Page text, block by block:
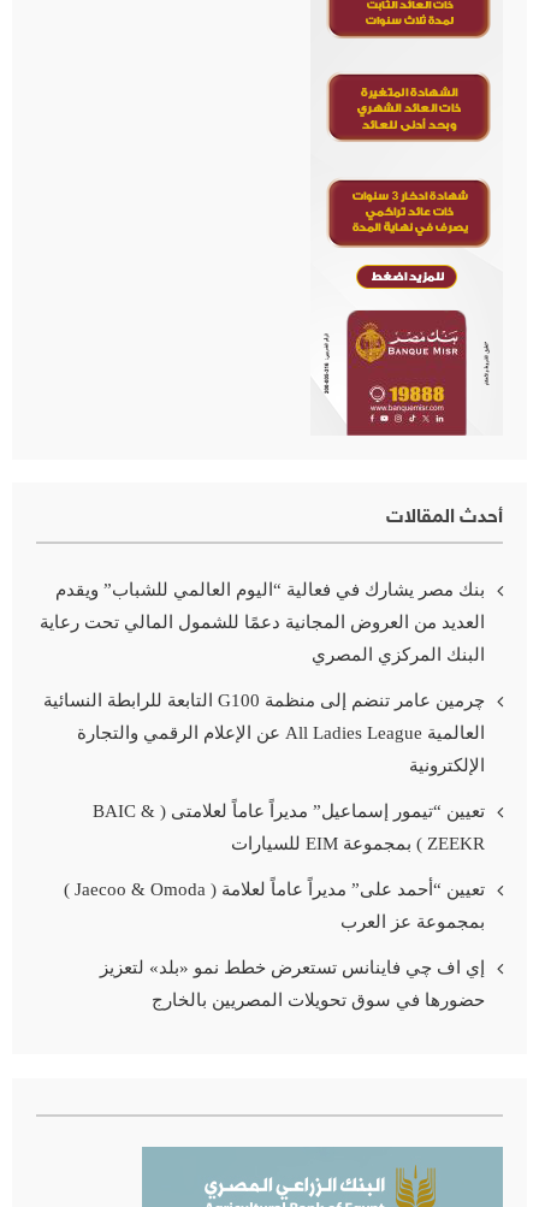
أحدث المقالات
بنك مصر يشارك في فعالية “اليوم العالمي للشباب” ويقدم
العديد من العروض المجانية دعمًا للشمول المالي تحت رعاية
البنك المركزي المصري
چرمين عامر تنضم إلى منظمة G100 التابعة للرابطة النسائية
العالمية All Ladies League عن الإعلام الرقمي والتجارة
الإلكترونية
تعيين “تيمور إسماعيل” مديراً عاماً لعلامتى ( BAIC &
ZEEKR ) بمجموعة EIM للسيارات
تعيين “أحمد على” مديراً عاماً لعلامة ( Jaecoo & Omoda )
بمجموعة عز العرب
إي اف چي فاينانس تستعرض خطط نمو «بلد» لتعزيز
حضورها في سوق تحويلات المصريين بالخارج